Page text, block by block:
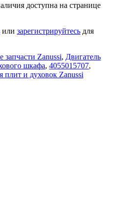
доступна на странице
или зарегистрируйтесь для
Zanussi, Двигатель
шкафа, 4055015707,
плит и духовок Zanussi